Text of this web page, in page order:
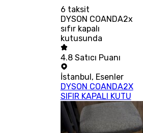
6 taksit
DYSON COANDA2x
sıfır kapalı
kutusunda
4.8 Satıcı Puanı
İstanbul, Esenler
DYSON COANDA2X
SIFIR KAPALI KUTU